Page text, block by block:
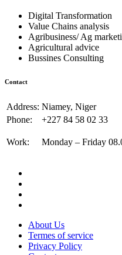
Digital Transformation
Value Chains analysis
Agribusiness/ Ag
Agricultural advice
Bussines Consulting
Contact
Address: Niamey, Niger
Phone:
+227 84 58 02 33
Work: Monday – Friday
About Us
Termes of service
Privacy Policy